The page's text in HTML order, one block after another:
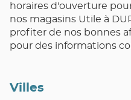
horaires d'ouverture
nos magasins Utile à
profiter de nos bonnes
pour des informations
Villes